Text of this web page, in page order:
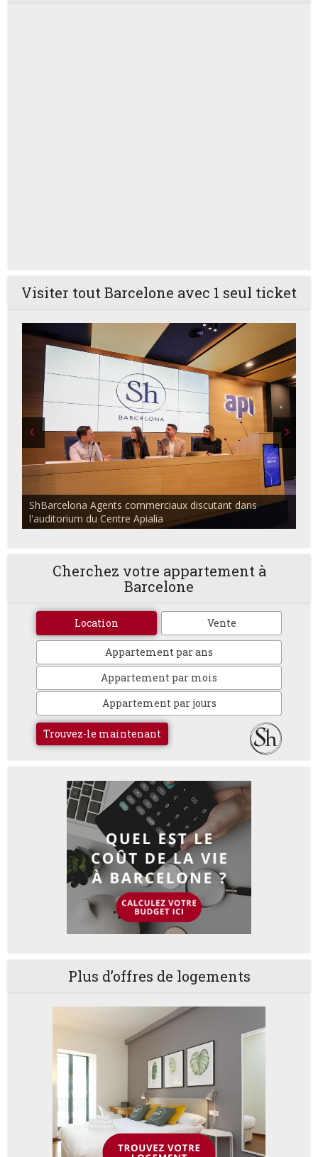
Visiter tout Barcelone avec 1 seul ticket
ShBarcelona Agents commerciaux discutant dans
l'auditorium du Centre Apialia
Cherchez votre appartement à
Barcelone
Location Vente
Appartement par ans
Appartement par mois
Appartement par jours
Trouvez-le maintenant
Plus d’offres de logements